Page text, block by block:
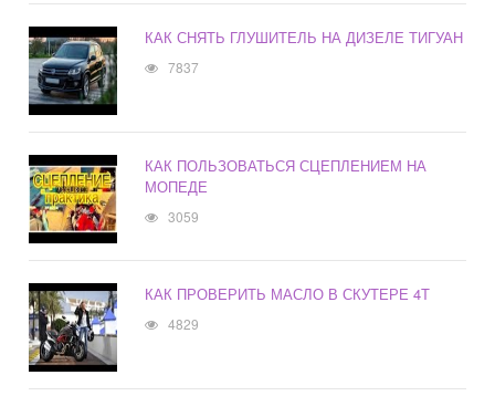
КАК СНЯТЬ ГЛУШИТЕЛЬ НА ДИЗЕЛЕ ТИГУАН
7837
КАК ПОЛЬЗОВАТЬСЯ СЦЕПЛЕНИЕМ НА
МОПЕДЕ
3059
КАК ПРОВЕРИТЬ МАСЛО В СКУТЕРЕ 4Т
4829